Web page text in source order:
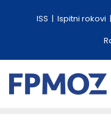
ISS Ispitni rokovi